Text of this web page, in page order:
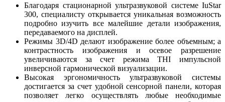
Благодаря стационарной ультразвуковой системе IuStar
300, специалисту открывается уникальная возможность
подробно изучить все малейшие детали изображения,
передаваемого на дисплей.
Режимы 3D/4D делают изображение более объемным; а
контрастность изображения и осевое разрешение
увеличиваются за счет режима THI импульсной
инверсной гармонической визуализации.
Высокая эргономичность ультразвуковой системы
достигается за счет удобной сенсорной панели, которая
позволяет легко осуществлять любые необходимые